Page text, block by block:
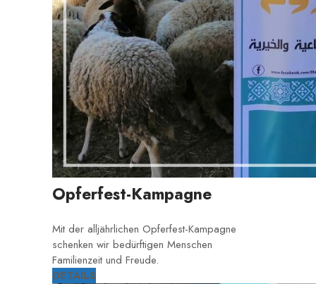
Opferfest-Kampagne
Mit der alljährlichen Opferfest-Kampagne
schenken wir bedürftigen Menschen
Familienzeit und Freude.
DETAILS